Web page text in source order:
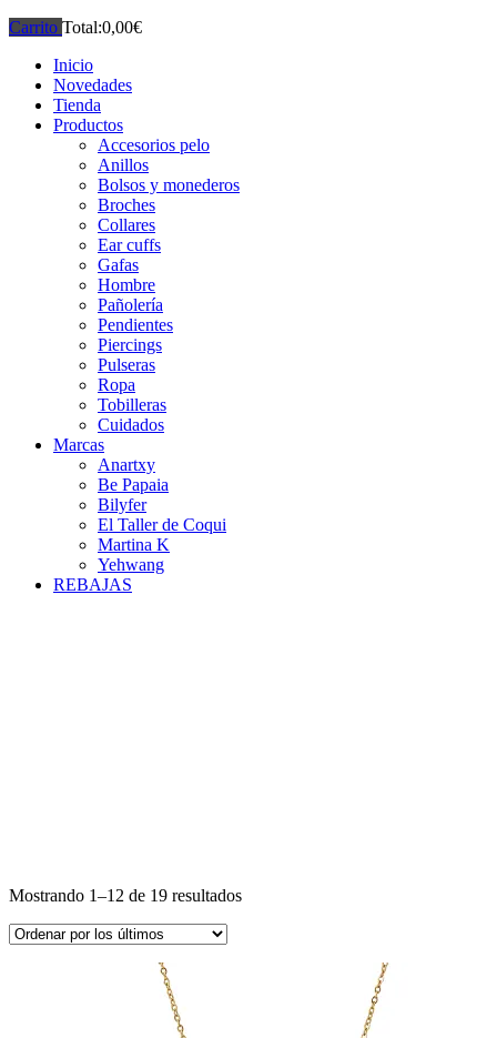
Carrito Total:0,00€
Inicio
Novedades
Tienda
Productos
Accesorios pelo
Anillos
Bolsos y monederos
Broches
Collares
Ear cuffs
Gafas
Hombre
Pañolería
Pendientes
Piercings
Pulseras
Ropa
Tobilleras
Cuidados
Marcas
Anartxy
Be Papaia
Bilyfer
El Taller de Coqui
Martina K
Yehwang
REBAJAS
Mostrando 1–12 de 19 resultados